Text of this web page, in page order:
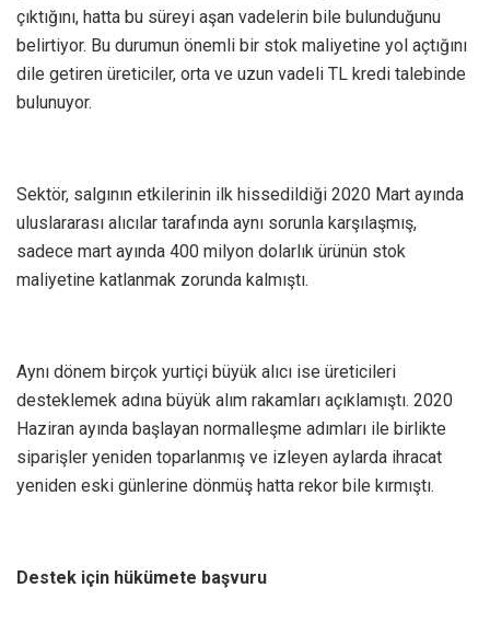
çıktığını, hatta bu süreyi aşan vadelerin bile bulunduğunu
belirtiyor. Bu durumun önemli bir stok maliyetine yol açtığını
dile getiren üreticiler, orta ve uzun vadeli TL kredi talebinde
bulunuyor.
Sektör, salgının etkilerinin ilk hissedildiği 2020 Mart ayında
uluslararası alıcılar tarafında aynı sorunla karşılaşmış,
sadece mart ayında 400 milyon dolarlık ürünün stok
maliyetine katlanmak zorunda kalmıştı.
Aynı dönem birçok yurtiçi büyük alıcı ise üreticileri
desteklemek adına büyük alım rakamları açıklamıştı. 2020
Haziran ayında başlayan normalleşme adımları ile birlikte
siparişler yeniden toparlanmış ve izleyen aylarda ihracat
yeniden eski günlerine dönmüş hatta rekor bile kırmıştı.
Destek için hükümete başvuru